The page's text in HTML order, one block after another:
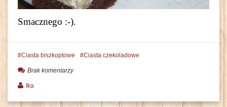
Smacznego :-).
Ciasta biszkoptowe Ciasta czekoladowe
Brak komentarzy
Ika